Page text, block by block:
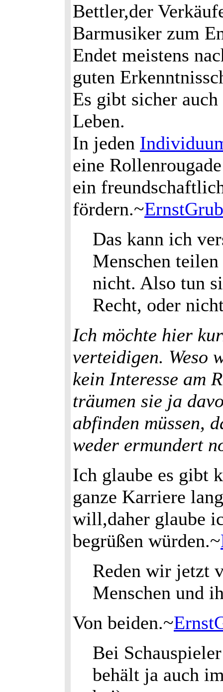
Bettler,der
Barmusiker zum
Endet meistens
guten
Es gibt sicher
Leben.
In jeden
eine
ein
fördern.~
Das kann ich
Menschen
nicht. Also tun
Recht, oder
Ich möchte hier
verteidigen. Weso
kein Interesse am
träumen sie ja
abfinden müssen,
weder ermundert
Ich glaube es gibt
ganze Karriere
will,daher glaube
begrüßen würden.~
Reden wir jetzt
Menschen und
Von beiden.~
Bei
behält ja auch